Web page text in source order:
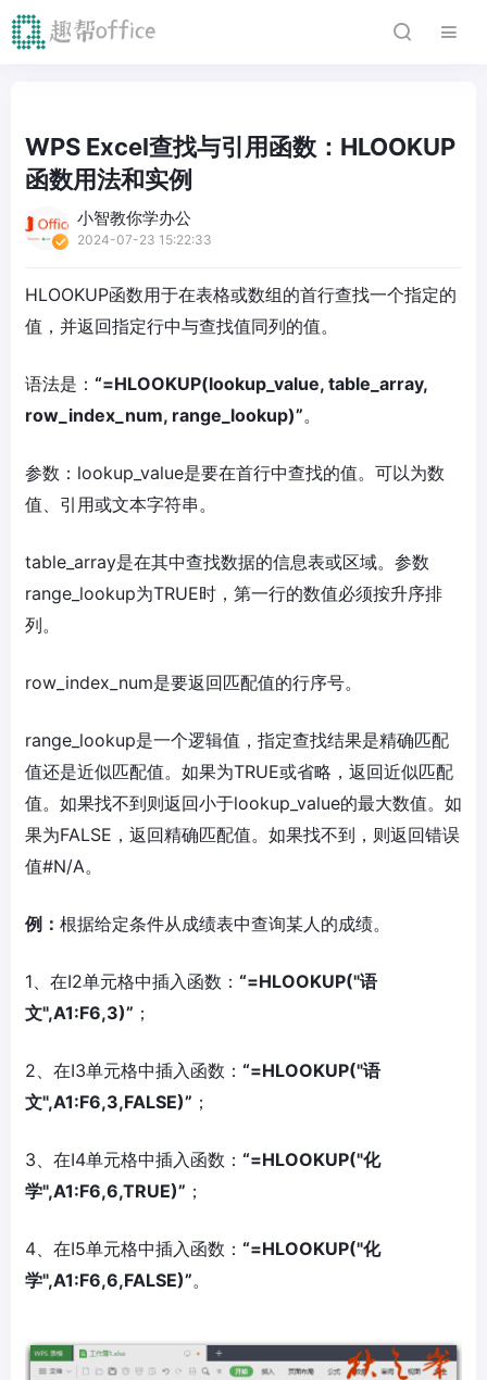
WPS Excel查找与引用函数：HLOOKUP
函数用法和实例
小智教你学办公
2024-07-23 15:22:33
HLOOKUP函数用于在表格或数组的首行查找一个指定的
值，并返回指定行中与查找值同列的值。
语法是： “=HLOOKUP(lookup_value, table_array,
row_index_num, range_lookup)”。
参数：lookup_value是要在首行中查找的值。可以为数
值、引用或文本字符串。
table_array是在其中查找数据的信息表或区域。参数
range_lookup为TRUE时，第一行的数值必须按升序排
列。
row_index_num是要返回匹配值的行序号。
range_lookup是一个逻辑值，指定查找结果是精确匹配
值还是近似匹配值。如果为TRUE或省略，返回近似匹配
值。如果找不到则返回小于lookup_value的最大数值。如
果为FALSE，返回精确匹配值。如果找不到，则返回错误
值#N/A。
例： 根据给定条件从成绩表中查询某人的成绩。
1、在I2单元格中插入函数： “=HLOOKUP("语
文",A1:F6,3)” ；
2、在I3单元格中插入函数： “=HLOOKUP("语
文",A1:F6,3,FALSE)” ；
3、在I4单元格中插入函数： “=HLOOKUP("化
学",A1:F6,6,TRUE)” ；
4、在I5单元格中插入函数： “=HLOOKUP("化
学",A1:F6,6,FALSE)”。